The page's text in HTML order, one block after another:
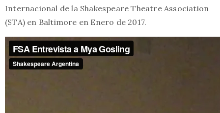
Internacional de la Shakespeare Theatre Association
(STA) en Baltimore en Enero de 2017.